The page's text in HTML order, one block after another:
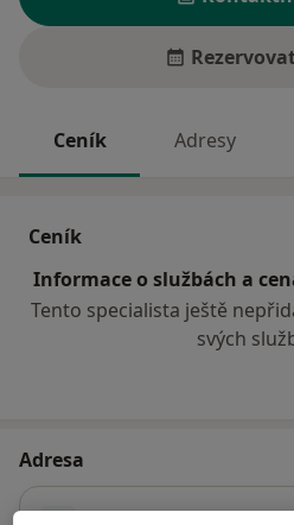
Ceník Adresy
Ceník
Informace o službách a
Tento specialista ještě
svých
Adresa